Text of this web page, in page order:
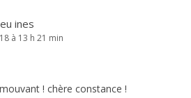
ines
à 13 h 21 min
! chère constance !